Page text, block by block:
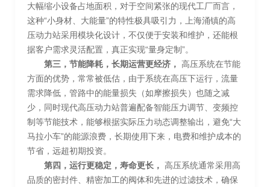
大幅缩小设备占地面积，对于空间紧张的现代工厂而言，
这种“小身材、大能量”的特性极具吸引力，上海涌镇的高
压动力站采用模块化设计，不仅便于安装和维护，还能根
据客户需求灵活配置，真正实现“量身定制”。
第三，节能降耗，长期运营更经济， 高压系统在节能
方面的优势，常常被低估，由于系统在高压下运行，流量
需求降低，管路中的能量损失（如摩擦损失）也随之减
少，同时现代高压动力站普遍配备智能压力调节、变频控
制等节能技术，能够根据实际压力动态调整输出，避免“大
马拉小车”的能源浪费，长期使用下来，电费和维护成本的
节省，远超初期投资。
第四，运行更稳定，寿命更长， 高压系统通常采用高
品质的密封件、精密加工的阀体和先进的过滤技术，确保